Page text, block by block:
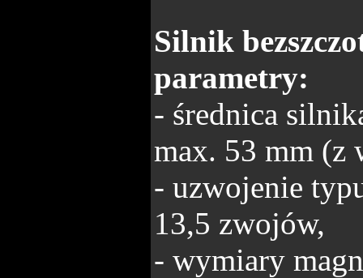
Silnik
parametry:
- średnica
max. 53 mm (z
- uzwojenie
13,5 zwojów,
- wymiary